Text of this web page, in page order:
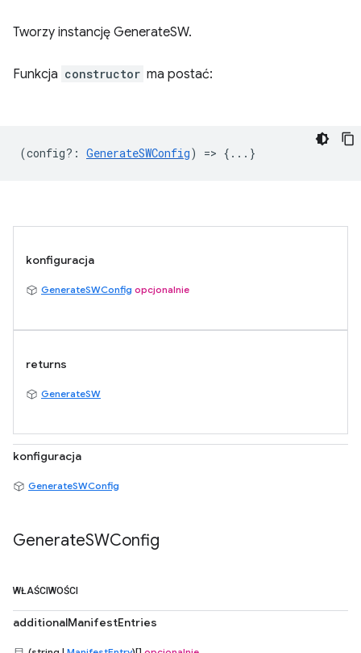
Tworzy instancję GenerateSW.
Funkcja constructor ma postać:
(config? : GenerateSWConfig) => {...}
konfiguracja
GenerateSWConfig opcjonalnie
returns
GenerateSW
konfiguracja
GenerateSWConfig
GenerateSWConfig
WŁAŚCIWOŚCI
additionalManifestEntries